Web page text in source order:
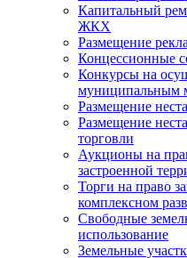
Капитальный
ЖКХ
Размещение
Концессионные
Конкурсы на
муниципальным
Размещение
Размещение
торговли
Аукционы на
застроенной
Торги на право
комплексном
Свободные
использование
Земельные